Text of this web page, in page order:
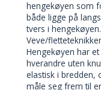
hengekøyen som
både ligge på
tvers i hengekøyen.
Veve/
Hengekøyen har
hverandre uten
elastisk i bredden,
måle seg frem til